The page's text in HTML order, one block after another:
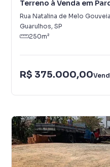
Terreno à Venda em
Rua Natalina de Melo
Guarulhos, SP
250m²
R$ 375.000,00